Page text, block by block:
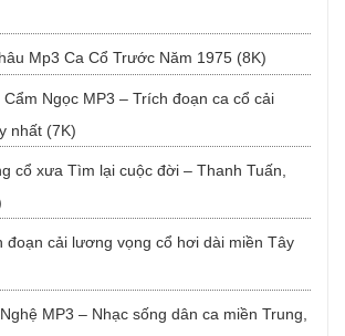
Mp3 Ca Cổ Trước Năm 1975 (8K)
Ngọc MP3 – Trích đoạn ca cổ cải
nhất (7K)
cổ xưa Tìm lại cuộc đời – Thanh Tuấn,
đoạn cải lương vọng cổ hơi dài miền Tây
MP3 – Nhạc sống dân ca miền Trung,